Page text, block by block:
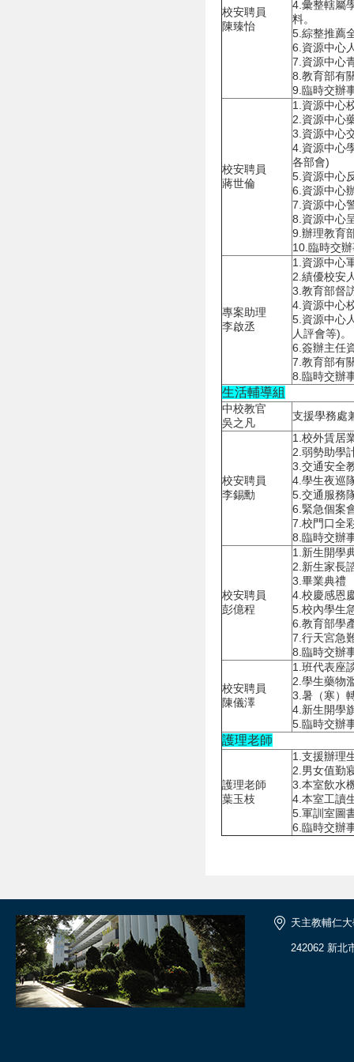
校安聘員
陳臻怡
4.彙整轄屬
料。
5.綜整推薦
6.資源中心
7.資源中心
8.教育部有
9.臨時交辦
校安聘員
蔣世倫
1.資源中心
2.資源中心
3.資源中心
4.資源中心
各部會)
5.資源中心
6.資源中心
7.資源中心
8.資源中心
9.辦理教育
10.臨時交
專案助理
李啟丞
1.資源中心
2.績優校安
3.教育部督
4.資源中心
5.資源中心
人評會等)。
6.簽辦主任
7.教育部有
8.臨時交辦
生活輔導組
中校教官
吳之凡
支援學務處
校安聘員
李錫勳
1.校外賃居
2.弱勢助學
3.交通安全
4.學生夜巡
5.交通服務
6.緊急個案
7.校門口全
8.臨時交辦
校安聘員
彭億程
1.新生開學
2.新生家長
3.畢業典禮
4.校慶感恩
5.校內學生
6.教育部學
7.行天宮急
8.臨時交辦
校安聘員
陳儀澤
1.班代表座
2.學生藥物
3.暑（寒）
4.新生開學
5.臨時交辦
護理老師
護理老師
葉玉枝
1.支援辦理
2.男女值勤
3.本室飲水
4.本室工讀
5.軍訓室圖
6.臨時交辦
天主教輔仁
242062 新北